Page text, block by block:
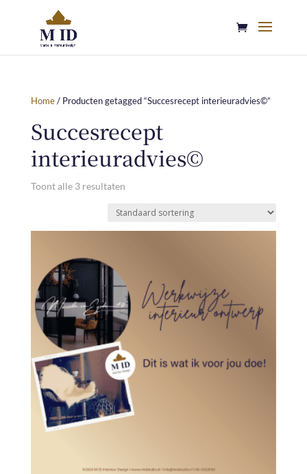
Home/ Producten getagged “Succesrecept interieuradvies©”
Succesrecept
interieuradvies©
Toont alle 3 resultaten